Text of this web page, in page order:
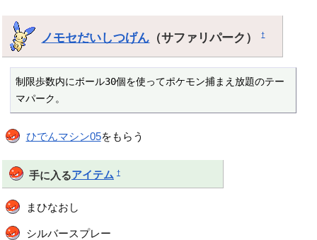
ノモセだいしつげん （サファリパーク）†
制限歩数内にボール30個を使ってポケモン捕まえ放題のテー
マパーク。
ひでんマシン05をもらう
手に入るアイテム †
まひなおし
シルバースプレー